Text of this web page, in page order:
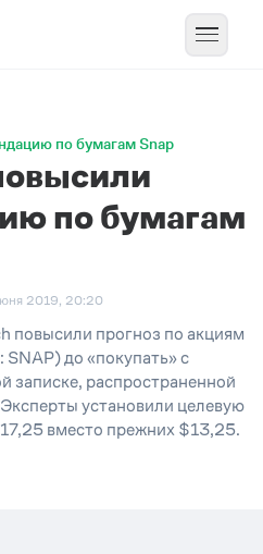
по бумагам Snap
по бумагам
2019, 20:20
повысили прогноз по акциям
до «покупать» с
записке, распространенной
установили целевую
вместо прежних $13,25.